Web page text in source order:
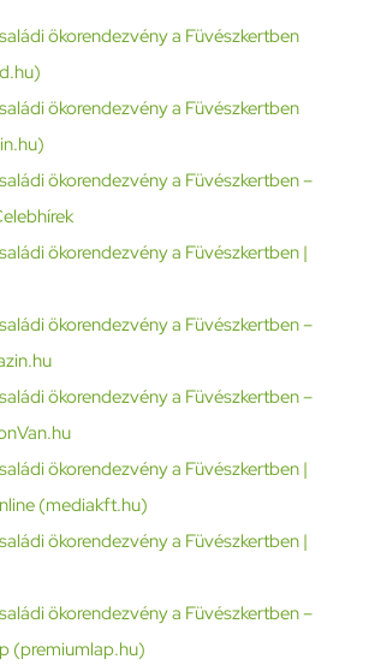
ökorendezvény a Füvészkertben
ökorendezvény a Füvészkertben
ökorendezvény a Füvészkertben –
ökorendezvény a Füvészkertben |
ökorendezvény a Füvészkertben –
ökorendezvény a Füvészkertben –
ökorendezvény a Füvészkertben |
(mediakft.hu)
ökorendezvény a Füvészkertben |
ökorendezvény a Füvészkertben –
(premiumlap.hu)